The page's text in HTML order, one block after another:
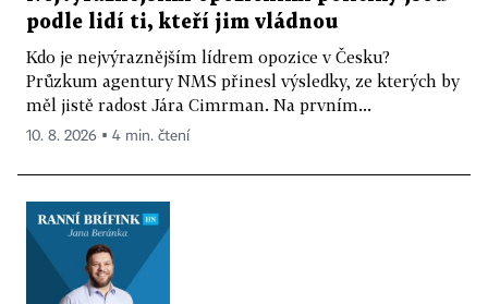
podle lidí ti, kteří jim vládnou
Kdo je nejvýraznějším lídrem opozice v Česku?
Průzkum agentury NMS přinesl výsledky, ze kterých by
měl jistě radost Jára Cimrman. Na prvním...
10. 8. 2026 ▪ 4 min. čtení